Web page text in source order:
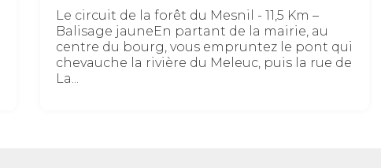
Le circuit de la forêt du Mesnil - 11,5 Km –
Balisage jauneEn partant de la mairie, au
centre du bourg, vous empruntez le pont qui
chevauche la rivière du Meleuc, puis la rue de
La...